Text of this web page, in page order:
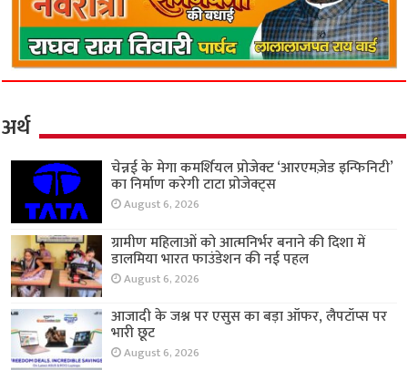
अर्थ
चेन्नई के मेगा कमर्शियल प्रोजेक्ट ‘आरएमज़ेड इन्फिनिटी’
का निर्माण करेगी टाटा प्रोजेक्ट्स
August 6, 2026
ग्रामीण महिलाओं को आत्मनिर्भर बनाने की दिशा में
डालमिया भारत फाउंडेशन की नई पहल
August 6, 2026
आजादी के जश्न पर एसुस का बड़ा ऑफर, लैपटॉप्स पर
भारी छूट
August 6, 2026